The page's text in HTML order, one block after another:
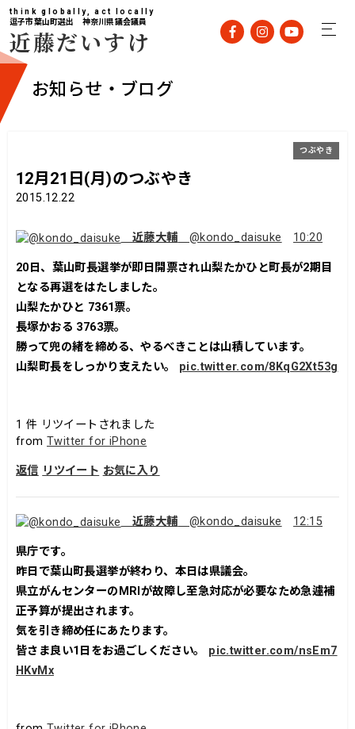
think globally, act locally
逗子市葉山町選出 神奈川県議会議員
近藤だいすけ
お知らせ・ブログ
12月21日(月)のつぶやき
2015.12.22
つぶやき
近藤大輔 @kondo_daisuke 10:20
20日、葉山町長選挙が即日開票され山梨たかひと町長が2期目
となる再選をはたしました。
山梨たかひと 7361票。
長塚かおる 3763票。
勝って兜の緒を締める、やるべきことは山積しています。
山梨町長をしっかり支えたい。 pic.twitter.com/8KqG2Xt53g
1 件 リツイートされました
from Twitter for iPhone
返信 リツイート お気に入り
近藤大輔 @kondo_daisuke 12:15
県庁です。
昨日で葉山町長選挙が終わり、本日は県議会。
県立がんセンターのMRIが故障し至急対応が必要なため急遽補
正予算が提出されます。
気を引き締め任にあたります。
皆さま良い1日をお過ごしください。 pic.twitter.com/nsEm7
HKvMx